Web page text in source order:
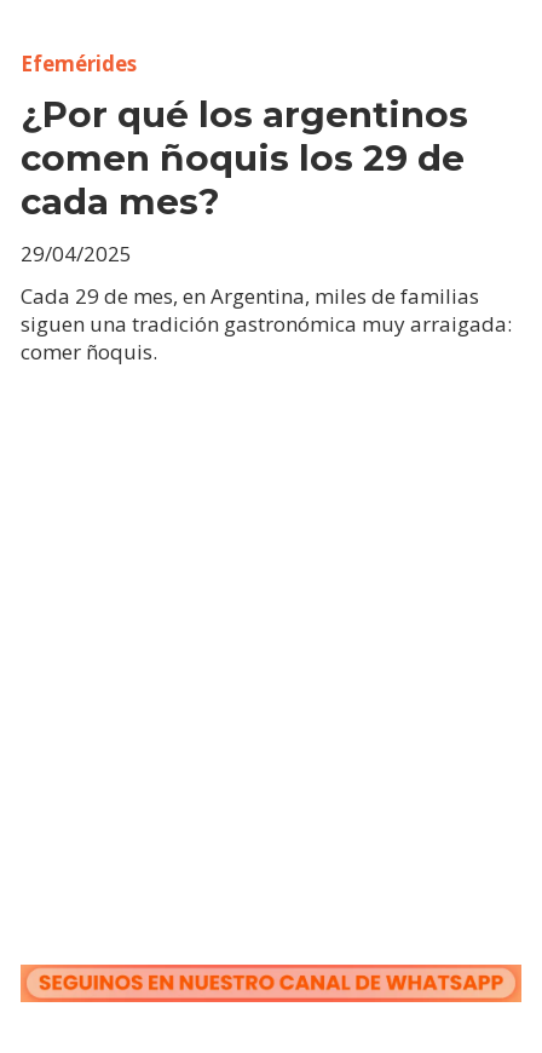
¿Por qué los argentinos
comen ñoquis los 29 de
cada mes?
Cada 29 de mes, en Argentina, miles de familias
siguen una tradición gastronómica muy arraigada:
comer ñoquis.
Efemérides
29/04/2025